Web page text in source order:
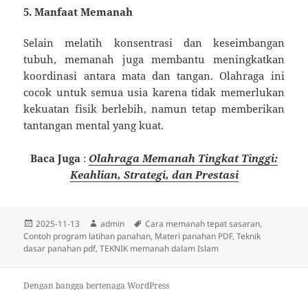
5. Manfaat Memanah
Selain melatih konsentrasi dan keseimbangan
tubuh, memanah juga membantu meningkatkan
koordinasi antara mata dan tangan. Olahraga ini
cocok untuk semua usia karena tidak memerlukan
kekuatan fisik berlebih, namun tetap memberikan
tantangan mental yang kuat.
Baca Juga : Olahraga Memanah Tingkat Tinggi:
Keahlian, Strategi, dan Prestasi
Diposkan
pada
2025-11-13 Penulis
admin Tag
Cara memanah tepat sasaran,
Contoh program latihan panahan, Materi panahan PDF,Teknik
dasar panahan pdf,TEKNIK memanah dalam Islam
Dengan bangga bertenaga WordPress